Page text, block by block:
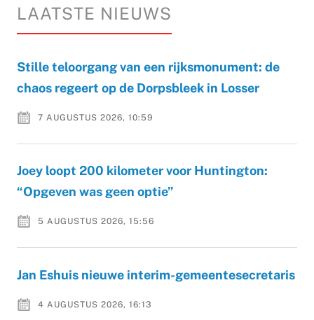
LAATSTE NIEUWS
Stille teloorgang van een rijksmonument: de
chaos regeert op de Dorpsbleek in Losser
7 AUGUSTUS 2026, 10:59
Joey loopt 200 kilometer voor Huntington:
“Opgeven was geen optie”
5 AUGUSTUS 2026, 15:56
Jan Eshuis nieuwe interim-gemeentesecretaris
4 AUGUSTUS 2026, 16:13